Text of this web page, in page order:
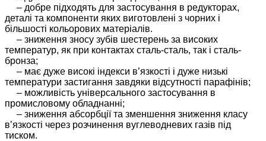
– добре підходять для застосування в редукторах,
деталі та компоненти яких виготовлені з чорних і
більшості кольорових матеріалів.
– зниження зносу зубів шестерень за високих
температур, як при контактах сталь-сталь, так і сталь-
бронза;
– має дуже високі індекси в’язкості і дуже низькі
температури застигання завдяки відсутності парафінів;
– можливість універсального застосування в
промисловому обладнанні;
– зниження абсорбції та зменшення зниження класу
в’язкості через розчинення вуглеводневих газів під
тиском.